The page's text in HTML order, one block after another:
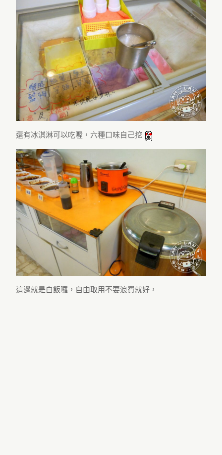
還有冰淇淋可以吃喔，六種口味自己挖
這邊就是白飯囉，自由取用不要浪費就好，